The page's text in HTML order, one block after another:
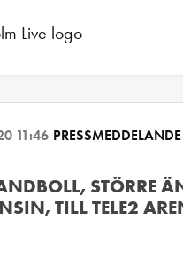
11:46 PRESSMEDDELANDE
STÖRRE
TILL TELE2